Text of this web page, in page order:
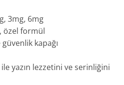
3mg, 6mg
özel formül
kapağı
yazın lezzetini ve serinliğini